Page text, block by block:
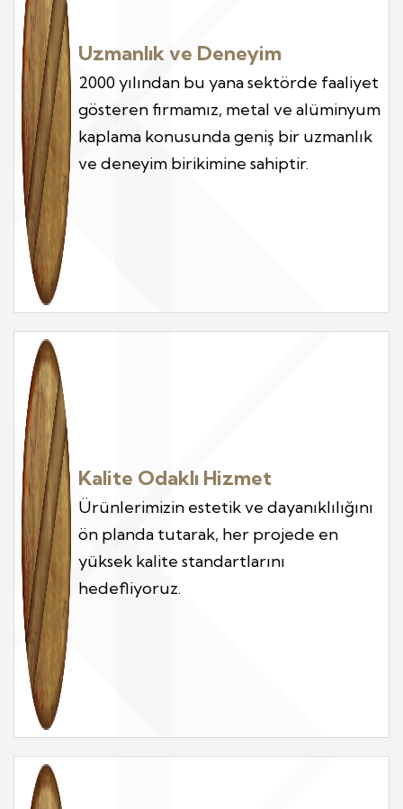
Uzmanlık ve Deneyim
2000 yılından bu yana sektörde faaliyet
gösteren firmamız, metal ve alüminyum
kaplama konusunda geniş bir uzmanlık
ve deneyim birikimine sahiptir.
Kalite Odaklı Hizmet
Ürünlerimizin estetik ve dayanıklılığını
ön planda tutarak, her projede en
yüksek kalite standartlarını
hedefliyoruz.